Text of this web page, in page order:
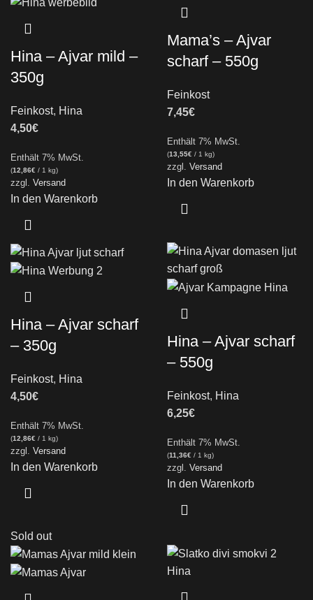
Hina – Ajvar mild –
350g
Feinkost, Hina
4,50€
Enthält 7% MwSt.
(12,86€ / 1 kg)
zzgl. Versand
In den Warenkorb
Mama’s – Ajvar
scharf – 550g
Feinkost
7,45€
Enthält 7% MwSt.
(13,55€ / 1 kg)
zzgl. Versand
In den Warenkorb
Hina – Ajvar scharf
– 350g
Feinkost, Hina
4,50€
Enthält 7% MwSt.
(12,86€ / 1 kg)
zzgl. Versand
In den Warenkorb
Hina – Ajvar scharf
– 550g
Feinkost, Hina
6,25€
Enthält 7% MwSt.
(11,36€ / 1 kg)
zzgl. Versand
In den Warenkorb
Sold out